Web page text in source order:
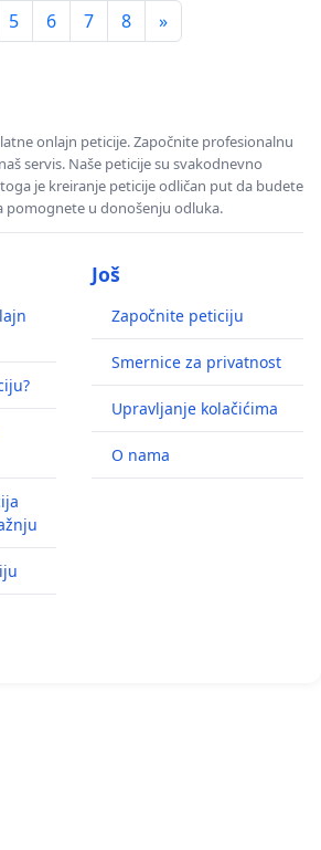
5 6 7 8 »
onlajn peticije. Započnite profesionalnu
servis. Naše peticije su svakodnevno
je kreiranje peticije odličan put da budete
pomognete u donošenju odluka.
Još
Započnite peticiju
Smernice za privatnost
Upravljanje kolačićima
O nama